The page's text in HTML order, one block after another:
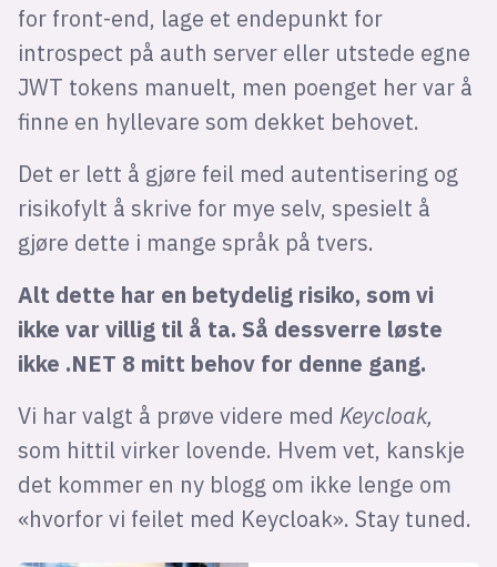
for front-end, lage et endepunkt for
introspect på auth server eller utstede egne
JWT tokens manuelt, men poenget her var å
finne en hyllevare som dekket behovet.
Det er lett å gjøre feil med autentisering og
risikofylt å skrive for mye selv, spesielt å
gjøre dette i mange språk på tvers.
Alt dette har en betydelig risiko, som vi
ikke var villig til å ta. Så dessverre løste
ikke .NET 8 mitt behov for denne gang.
Vi har valgt å prøve videre med Keycloak,
som hittil virker lovende. Hvem vet, kanskje
det kommer en ny blogg om ikke lenge om
«hvorfor vi feilet med Keycloak». Stay tuned.